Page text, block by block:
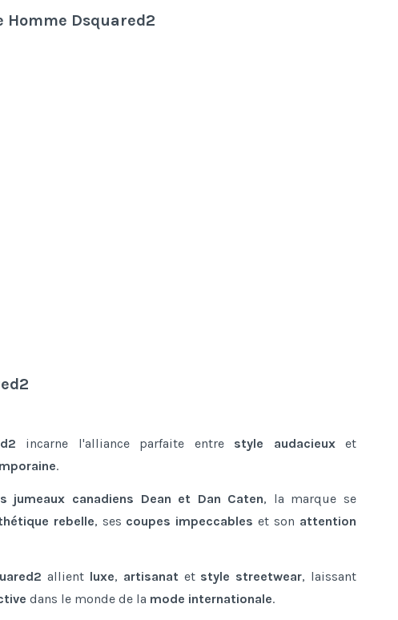
Homme Dsquared2
incarne l'alliance parfaite entre style audacieuxet
.
jumeaux canadiens Dean et Dan Caten, la marque se
rebelle, ses coupes impeccables et son attention
allient luxe, artisanat et style streetwear, laissant
dans le monde de la mode internationale.